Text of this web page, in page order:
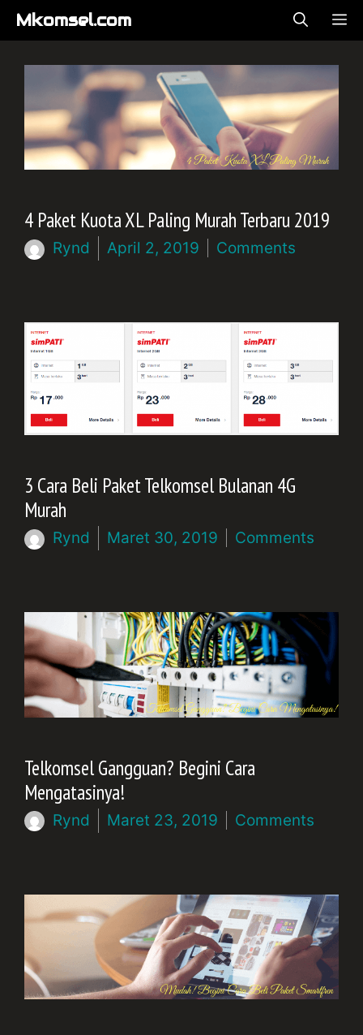
Langsung
Mkomsel.com
4 Paket Kuota XL Paling Murah Terbaru 2019
Rynd April 2, 2019 Comments
3 Cara Beli Paket Telkomsel Bulanan 4G
Murah
Rynd Maret 30, 2019 Comments
Telkomsel Gangguan? Begini Cara
Mengatasinya!
Rynd Maret 23, 2019 Comments